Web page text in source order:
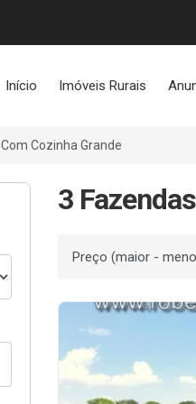
Início Imóveis Rurais
Com Cozinha Grande
3
Ordenar por